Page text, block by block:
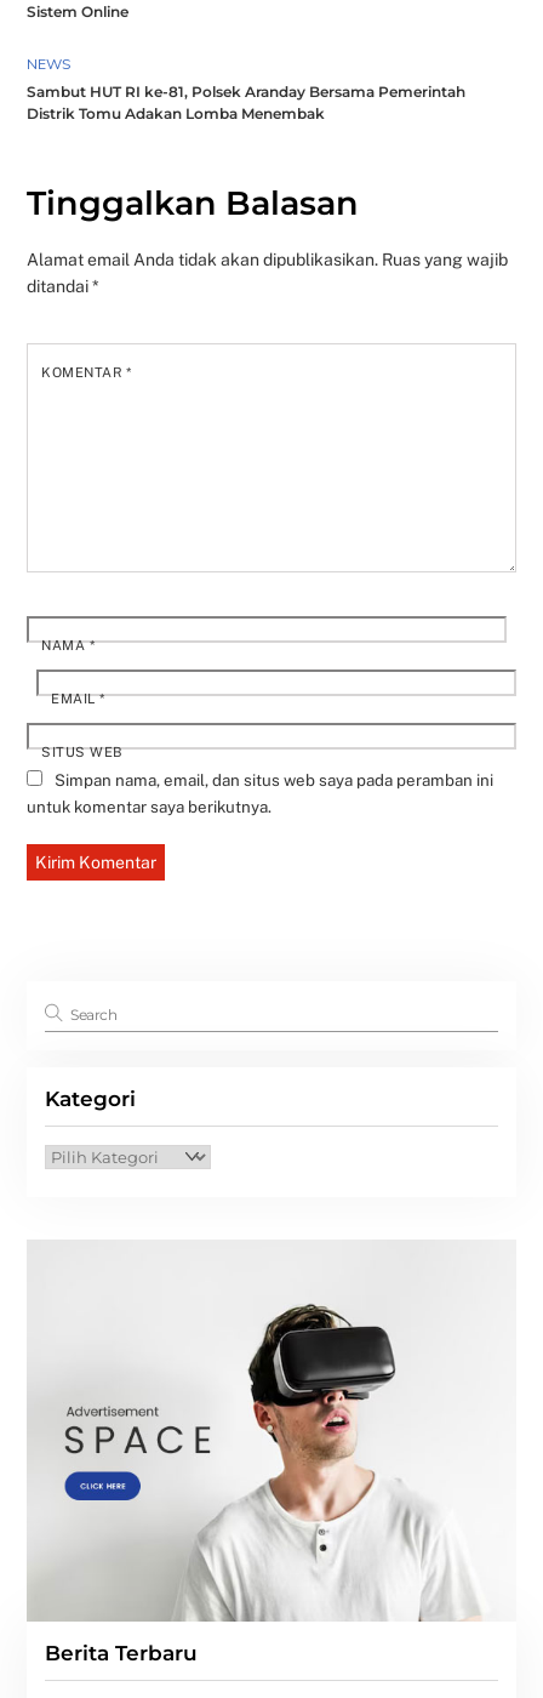
Sistem Online
NEWS
Sambut HUT RI ke-81, Polsek Aranday Bersama Pemerintah
Distrik Tomu Adakan Lomba Menembak
Tinggalkan Balasan
Alamat email Anda tidak akan dipublikasikan. Ruas yang wajib
ditandai*
KOMENTAR*
NAMA*
EMAIL*
SITUS WEB
Simpan nama, email, dan situs web saya pada peramban ini
untuk komentar saya berikutnya.
Kategori
Kategori
Berita Terbaru